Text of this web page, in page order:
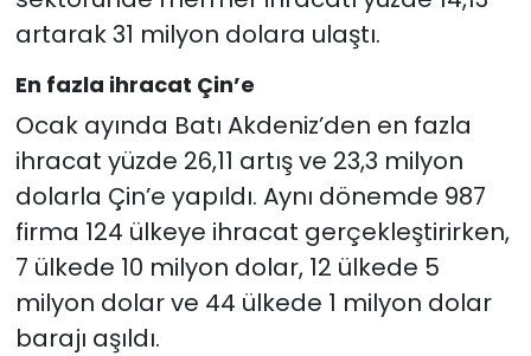
artarak 31 milyon dolara ulaştı.
En fazla ihracat Çin’e
Ocak ayında Batı Akdeniz’den en fazla
ihracat yüzde 26,11 artış ve 23,3 milyon
dolarla Çin’e yapıldı. Aynı dönemde 987
firma 124 ülkeye ihracat gerçekleştirirken,
7 ülkede 10 milyon dolar, 12 ülkede 5
milyon dolar ve 44 ülkede 1 milyon dolar
barajı aşıldı.